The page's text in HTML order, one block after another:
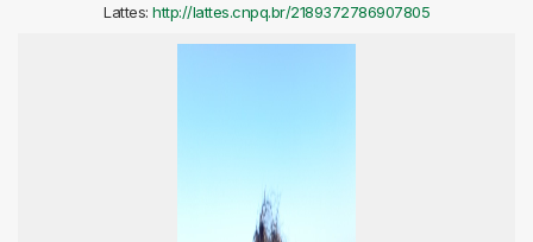
Lattes: http://lattes.cnpq.br/2189372786907805